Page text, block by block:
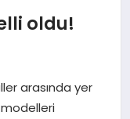
oldu!
arasında yer